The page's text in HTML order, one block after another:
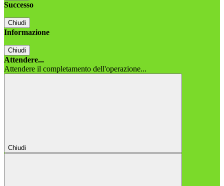
Successo
Chiudi
Informazione
Chiudi
Attendere...
Attendere il completamento dell'operazione...
Chiudi